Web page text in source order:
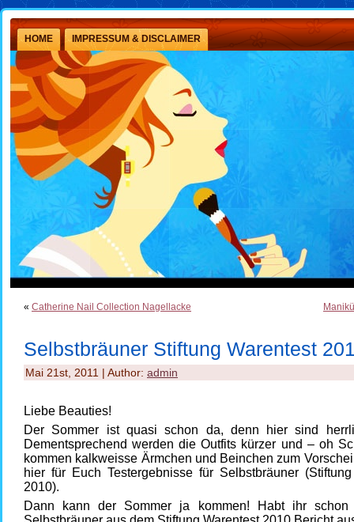
HOME IMPRESSUM & DISCLAIMER
« Catherine Nail Collection Nagellacke
Selbstbräuner Stiftung Warentest
Mai 21st, 2011 | Author: admin
Liebe Beauties!
Der Sommer ist quasi schon da, denn hier sind
Dementsprechend werden die Outfits kürzer und – oh
kommen kalkweisse Ärmchen und Beinchen zum
hier für Euch Testergebnisse für Selbstbräuner (Stiftung
2010).
Dann kann der Sommer ja kommen! Habt ihr